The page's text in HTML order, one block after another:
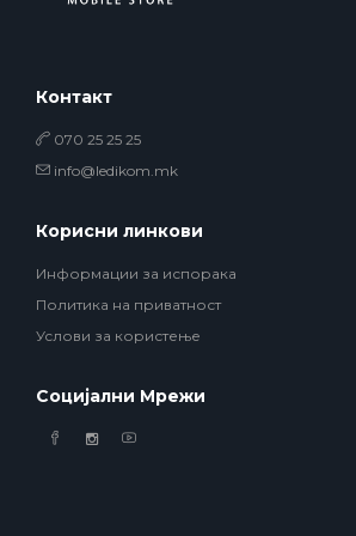
Контакт
070 25 25 25
info@ledikom.mk
Корисни линкови
Информации за испорака
Политика на приватност
Услови за користење
Социјални Мрежи